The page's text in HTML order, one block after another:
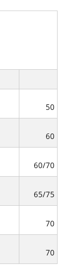
50
60
60/70
65/75
70
70